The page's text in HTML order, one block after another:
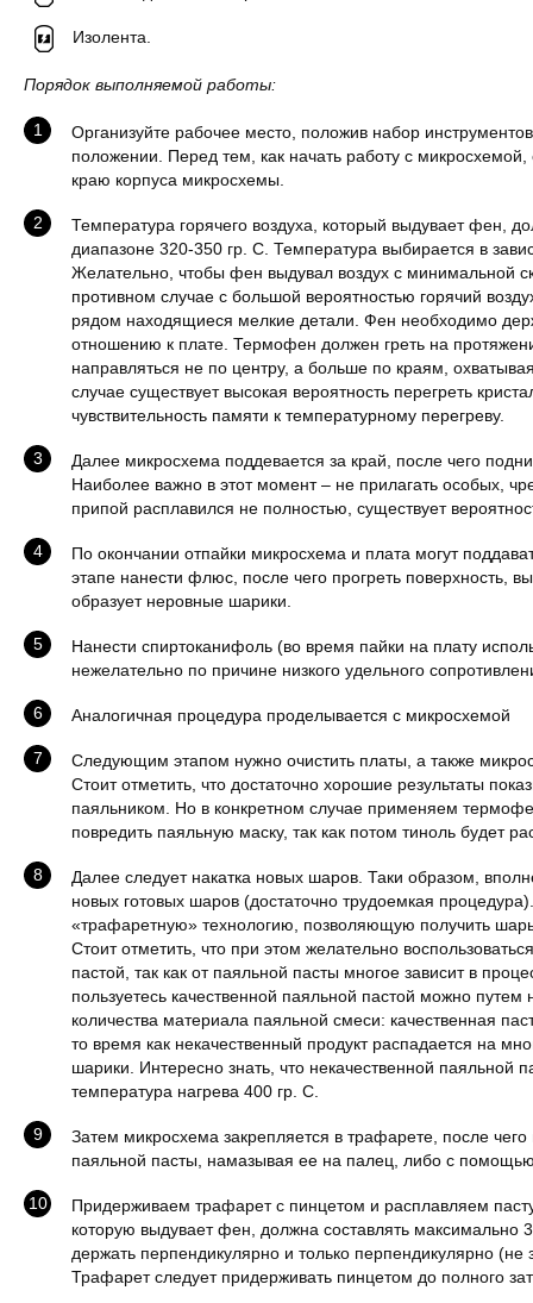
Изолента.
Порядок выполняемой работы:
Организуйте рабочее место, положив набор
положении. Перед тем, как начать работу с микросхемой,
краю корпуса микросхемы.
Температура горячего воздуха, который выдувает фен,
диапазоне 320-350 гр. С. Температура выбирается в
Желательно, чтобы фен выдувал воздух с минимальной
противном случае с большой вероятностью горячий
рядом находящиеся мелкие детали. Фен необходимо
отношению к плате. Термофен должен греть на
направляться не по центру, а больше по краям,
случае существует высокая вероятность перегреть
чувствительность памяти к температурному перегреву.
Далее микросхема поддевается за край, после чего
Наиболее важно в этот момент – не прилагать особых,
припой расплавился не полностью, существует
По окончании отпайки микросхема и плата могут
этапе нанести флюс, после чего прогреть поверхность,
образует неровные шарики.
Нанести спиртоканифоль (во время пайки на плату
нежелательно по причине низкого удельного
Аналогичная процедура проделывается с микросхемой
Следующим этапом нужно очистить платы, а также
Стоит отметить, что достаточно хорошие результаты
паяльником. Но в конкретном случае применяем
повредить паяльную маску, так как потом тиноль будет
Далее следует накатка новых шаров. Таки образом,
новых готовых шаров (достаточно трудоемкая
«трафаретную» технологию, позволяющую получить
Стоит отметить, что при этом желательно
пастой, так как от паяльной пасты многое зависит в
пользуетесь качественной паяльной пастой можно путем
количества материала паяльной смеси: качественная
то время как некачественный продукт распадается на
шарики. Интересно знать, что некачественной паяльной
температура нагрева 400 гр. С.
Затем микросхема закрепляется в трафарете, после
паяльной пасты, намазывая ее на палец, либо с
Придерживаем трафарет с пинцетом и расплавляем
которую выдувает фен, должна составлять максимально
держать перпендикулярно и только перпендикулярно (не
Трафарет следует придерживать пинцетом до полного